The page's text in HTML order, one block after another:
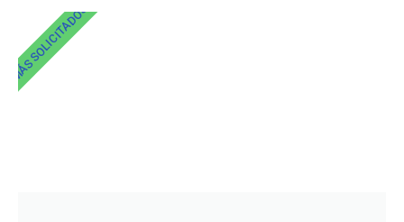
MÁS SOLICITADOS